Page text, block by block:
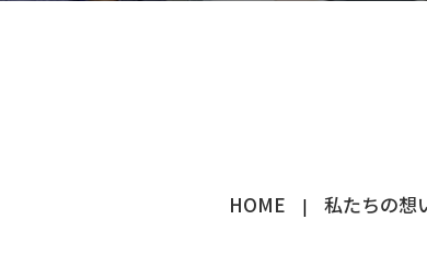
HOME 私たちの想